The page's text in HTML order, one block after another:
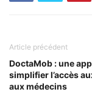
Article précédent
DoctaMob : une
simplifier l’accès
aux médecins